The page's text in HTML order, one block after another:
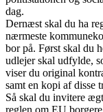
dag.
Dernæst skal du ha
nærmeste
bor på. Først skal du
udlejer skal udfylde,
viser du original
samt en kopi af disse
Så skal du invitere